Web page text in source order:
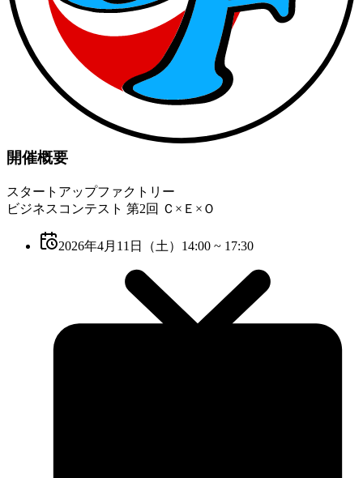
開催概要
スタートアップファクトリー
ビジネスコンテスト 第2回 Ｃ×Ｅ×Ｏ
2026年4月11日（土）14:00 ~ 17:30